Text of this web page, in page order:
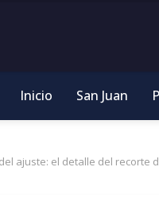
Inicio San Juan
ajuste: el detalle del recorte